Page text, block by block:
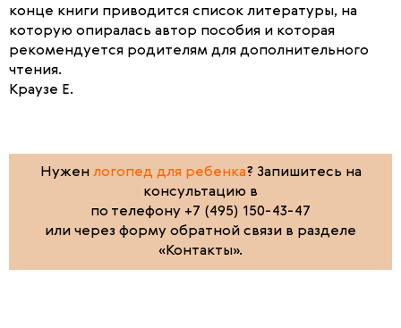
конце книги приводится список литературы, на
которую опиралась автор пособия и которая
рекомендуется родителям для дополнительного
чтения.
Краузе Е.
Нужен логопед для ребенка? Запишитесь на
консультацию в
по телефону +7 (495) 150-43-47
или через форму обратной связи в разделе
«Контакты».